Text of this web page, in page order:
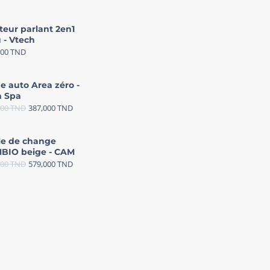
parlant 2en1
- Vtech
TND
auto Area zéro -
Spa
TND 387,000TND
de change
beige - CAM
TND 579,000TND